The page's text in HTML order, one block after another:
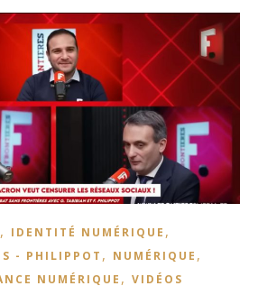
, IDENTITÉ NUMÉRIQUE ,
- PHILIPPOT , NUMÉRIQUE ,
NUMÉRIQUE , VIDÉOS